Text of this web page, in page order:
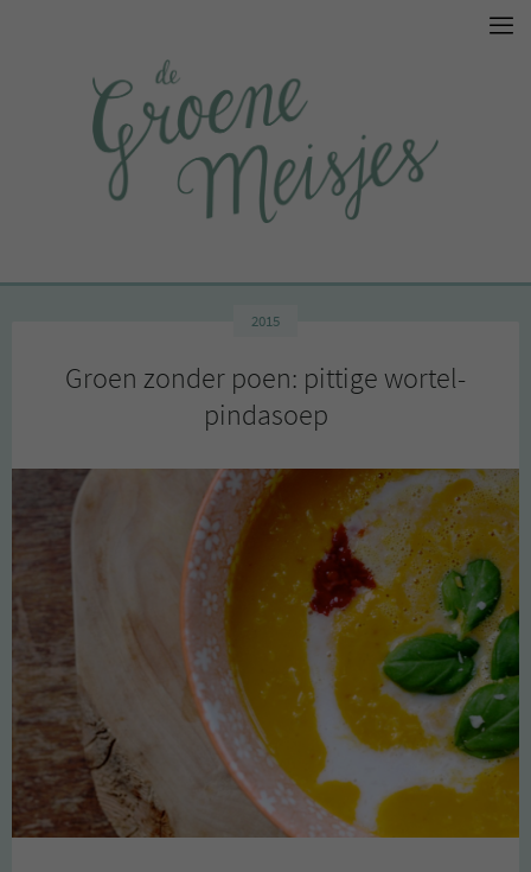
2015
Groen zonder poen: pittige wortel-
pindasoep